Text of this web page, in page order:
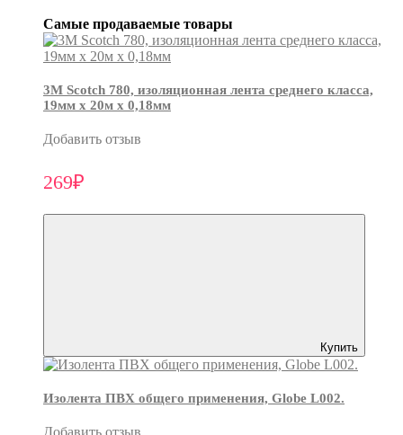
Самые продаваемые товары
3М Scotch 780, изоляционная лента среднего класса,
19мм х 20м х 0,18мм
Добавить отзыв
269₽
Купить
Изолента ПВХ общего применения, Globe L002.
Добавить отзыв